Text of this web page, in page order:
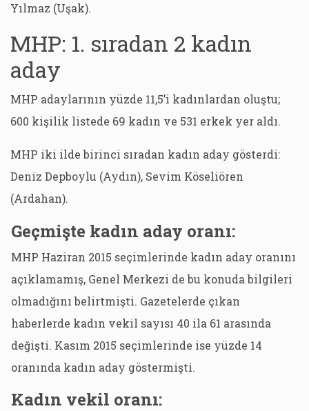
Yılmaz (Uşak).
MHP: 1. sıradan 2 kadın
aday
MHP adaylarının yüzde 11,5’i kadınlardan oluştu;
600 kişilik listede 69 kadın ve 531 erkek yer aldı.
MHP iki ilde birinci sıradan kadın aday gösterdi:
Deniz Depboylu (Aydın), Sevim Köseliören
(Ardahan).
Geçmişte kadın aday oranı:
MHP Haziran 2015 seçimlerinde kadın aday oranını
açıklamamış, Genel Merkezi de bu konuda bilgileri
olmadığını belirtmişti. Gazetelerde çıkan
haberlerde kadın vekil sayısı 40 ila 61 arasında
değişti. Kasım 2015 seçimlerinde ise yüzde 14
oranında kadın aday göstermişti.
Kadın vekil oranı: